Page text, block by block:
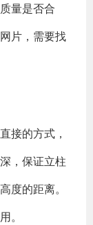
量是否合
片，需要找
接的方式，
，保证立柱
度的距离。
。